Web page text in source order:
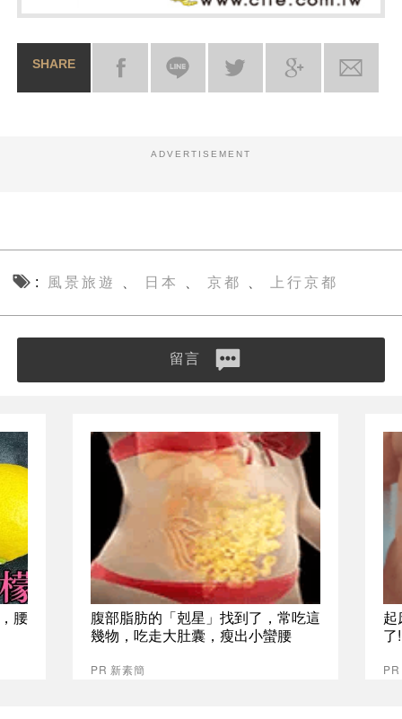
SHARE
ADVERTISEMENT
風景旅遊 日本 京都 上行京都
留言
腰
腹部脂肪的「剋星」找到了，常吃這
幾物，吃走大肚囊，瘦出小蠻腰
PR 新素簡
起
了